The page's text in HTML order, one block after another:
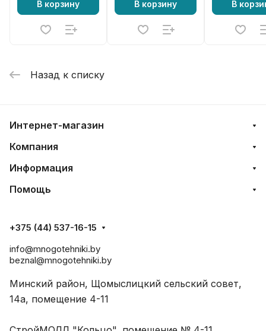
В корзину В корзину
зажиганием
В
Назад к списку
Интернет-магазин
Компания
Информация
Помощь
+375 (44) 537-16-15
info@mnogotehniki.by
beznal@mnogotehniki.by
Минский район, Щомыслицкий сельский совет,
14а, помещение 4-11